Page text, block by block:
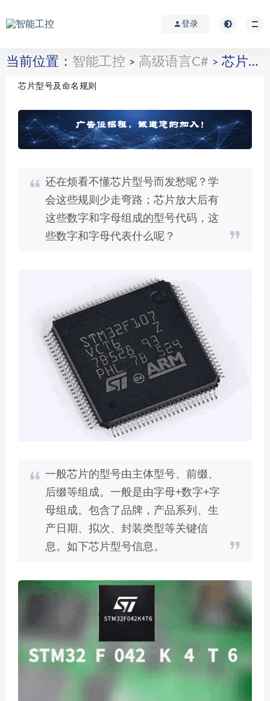
登录
当前位置： 智能工控 > 高级语言C# > 芯片型号及命名规则
芯片型号及命名规则
还在烦看不懂芯片型号而发愁呢？学
会这些规则少走弯路；芯片放大后有
这些数字和字母组成的型号代码，这
些数字和字母代表什么呢？
一般芯片的型号由主体型号、前缀、
后缀等组成。一般是由字母+数字+字
母组成。包含了品牌，产品系列、生
产日期、拟次、封装类型等关键信
息。如下芯片型号信息。